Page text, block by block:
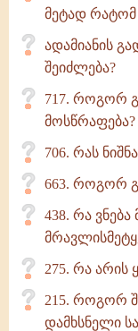
მეტად
ადამიანის
შეიძლება?
717. როგორ
მოსწრაფება?
706. რას
663. როგორ
438. რა ვნება
275. რა არის
215. როგორ
დამხსნელი